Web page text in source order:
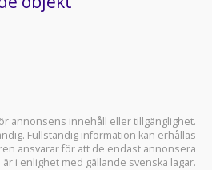
annonsens innehåll eller tillgänglighet.
Fullständig information kan erhållas
ansvarar för att de endast annonsera
i enlighet med gällande svenska lagar.